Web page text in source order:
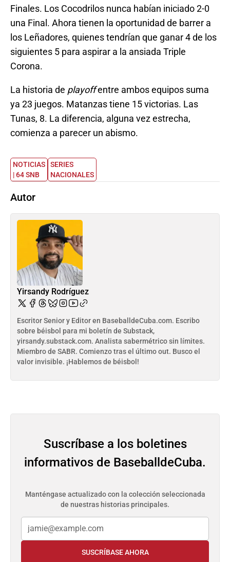
Finales. Los Cocodrilos nunca habían iniciado 2-0
una Final. Ahora tienen la oportunidad de barrer a
los Leñadores, quienes tendrían que ganar 4 de los
siguientes 5 para aspirar a la ansiada Triple
Corona.
La historia de playoffentre ambos equipos suma
ya 23 juegos. Matanzas tiene 15 victorias. Las
Tunas, 8. La diferencia, alguna vez estrecha,
comienza a parecer un abismo.
NOTICIAS
| 64 SNB
SERIES
NACIONALES
Autor
Yirsandy Rodríguez
Escritor Senior y Editor en BaseballdeCuba.com. Escribo
sobre béisbol para mi boletín de Substack,
yirsandy.substack.com. Analista sabermétrico sin límites.
Miembro de SABR. Comienzo tras el último out. Busco el
valor invisible. ¡Hablemos de béisbol!
Suscríbase a los boletines
informativos de BaseballdeCuba.
Manténgase actualizado con la colección seleccionada
de nuestras historias principales.
SUSCRÍBASE AHORA